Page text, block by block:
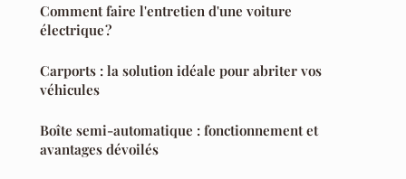
Comment faire l'entretien d'une voiture
électrique ?
Carports : la solution idéale pour abriter vos
véhicules
Boîte semi-automatique : fonctionnement et
avantages dévoilés